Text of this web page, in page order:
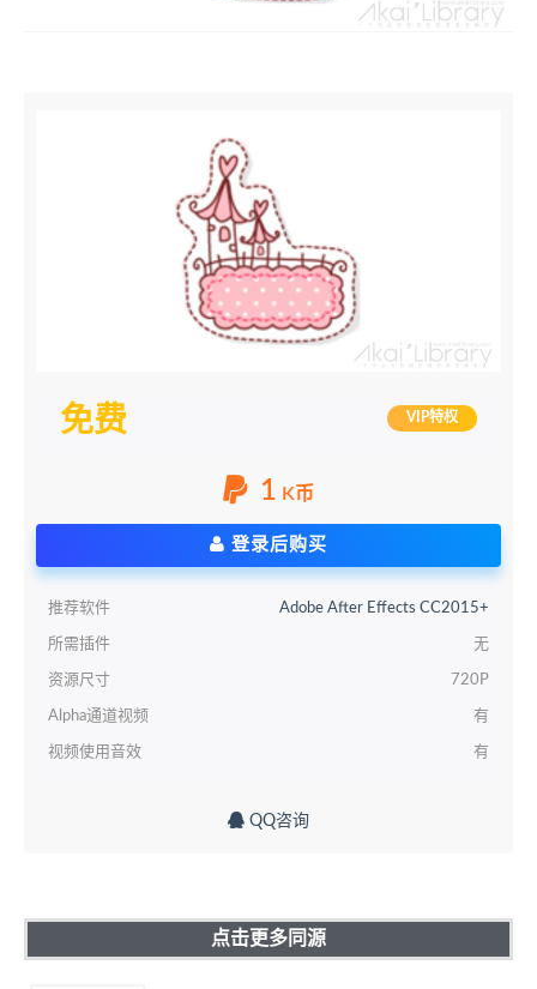
免费 VIP特权
1 K币
登录后购买
推荐软件 Adobe After Effects CC2015+
所需插件 无
资源尺寸 720P
Alpha通道视频 有
视频使用音效 有
QQ咨询
点击更多同源